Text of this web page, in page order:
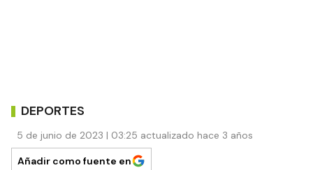
DEPORTES
5 de junio de 2023 | 03:25 actualizado hace 3 años
Añadir como fuente en